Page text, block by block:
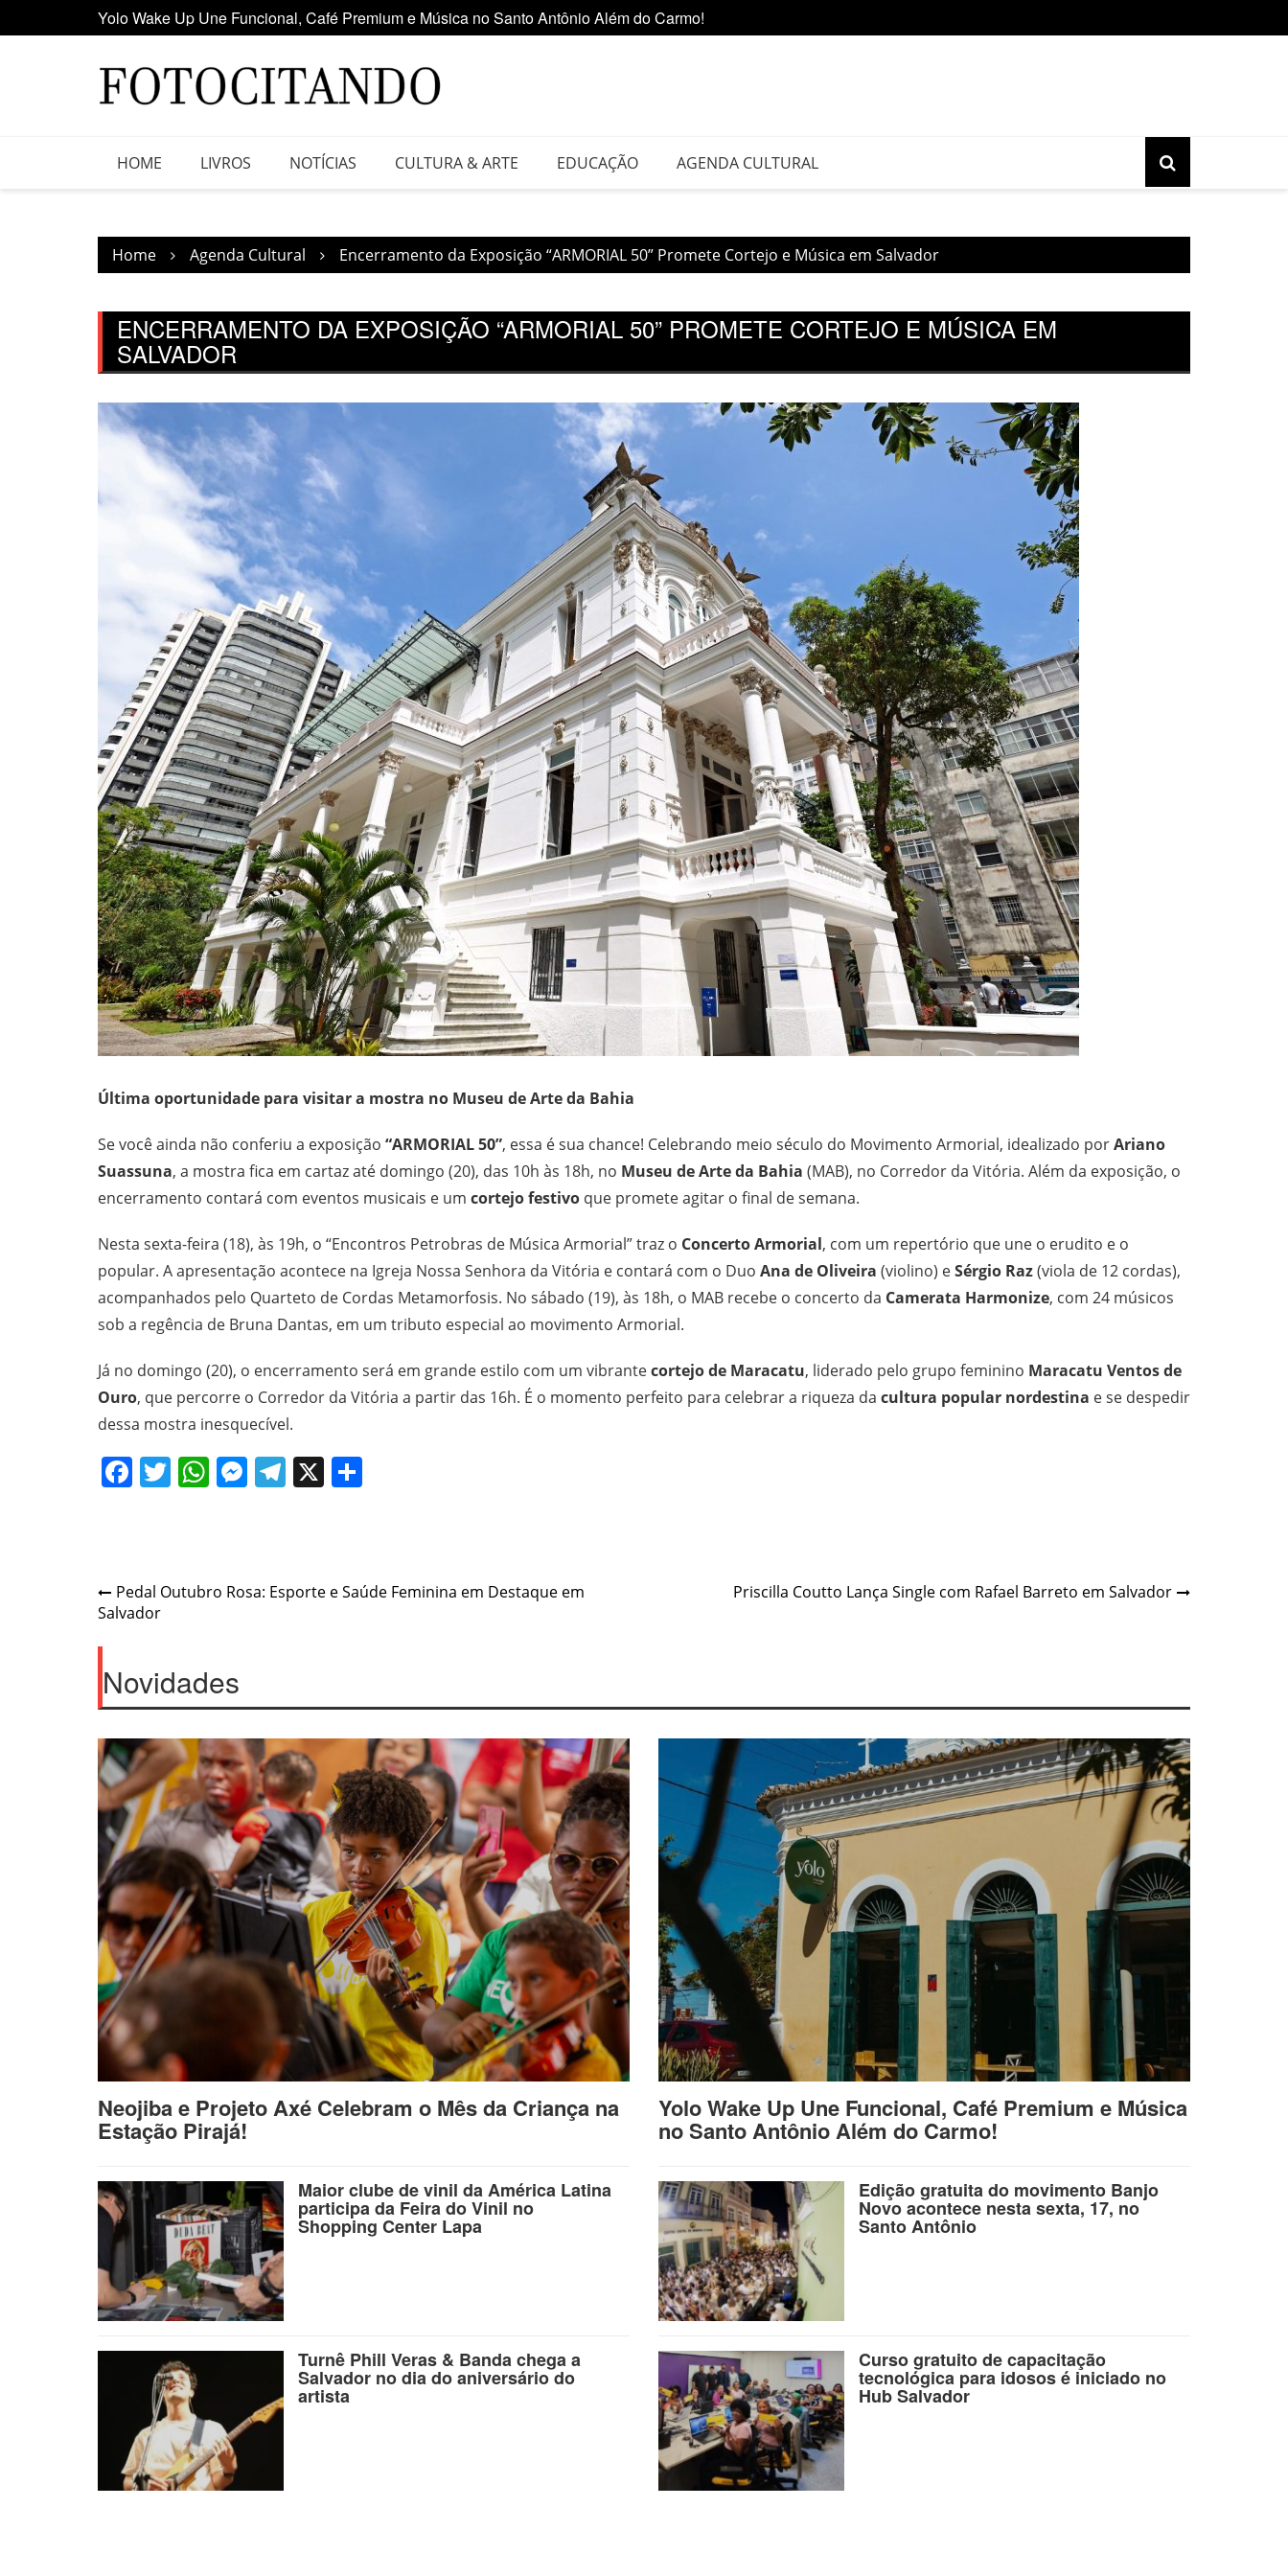
to
Maior clube de vinil da América Latina participa da Feira do Vinil no Shopping Center Lapa
HOME LIVROS NOTÍCIAS CULTURA & ARTE EDUCAÇÃO AGENDA CULTURAL
Home Agenda Cultural Encerramento da Exposição “ARMORIAL 50” Promete Cortejo e Música em Salvador
ENCERRAMENTO DA EXPOSIÇÃO “ARMORIAL 50” PROMETE CORTEJO E MÚSICA EM
SALVADOR
Última oportunidade para visitar a mostra no Museu de Arte da Bahia
Se você ainda não conferiu a exposição “ARMORIAL 50”, essa é sua chance! Celebrando meio século do Movimento Armorial, idealizado porAriano
Suassuna, a mostra fica em cartaz até domingo (20), das 10h às 18h, no Museu de Arte da Bahia (MAB), no Corredor da Vitória. Além da exposição, o
encerramento contará com eventos musicais e um cortejo festivo que promete agitar o final de semana.
Nesta sexta-feira (18), às 19h, o “Encontros Petrobras de Música Armorial” traz o Concerto Armorial, com um repertório que une o erudito e o
popular. A apresentação acontece na Igreja Nossa Senhora da Vitória e contará com o Duo Ana de Oliveira (violino) eSérgio Raz(viola de 12 cordas),
acompanhados pelo Quarteto de Cordas Metamorfosis. No sábado (19), às 18h, o MAB recebe o concerto da Camerata Harmonize, com 24 músicos
sob a regência de Bruna Dantas, em um tributo especial ao movimento Armorial.
Já no domingo (20), o encerramento será em grande estilo com um vibrantecortejo de Maracatu, liderado pelo grupo feminino Maracatu Ventos de
Ouro, que percorre o Corredor da Vitória a partir das 16h. É o momento perfeito para celebrar a riqueza da cultura popular nordestina e se despedir
dessa mostra inesquecível.
Facebook
Twitter
WhatsApp
Messenger
Telegram
X
Post
navigation
Pedal Outubro Rosa: Esporte e Saúde Feminina em Destaque em
Salvador
Priscilla Coutto Lança Single com Rafael Barreto em Salvador
Novidades
Neojiba e Projeto Axé Celebram o Mês da Criança na
Estação Pirajá!
Yolo Wake Up Une Funcional, Café Premium e Música
no Santo Antônio Além do Carmo!
Maior clube de vinil da América Latina
participa da Feira do Vinil no
Shopping Center Lapa
Edição gratuita do movimento Banjo
Novo acontece nesta sexta, 17, no
Santo Antônio
Turnê Phill Veras & Banda chega a
Salvador no dia do aniversário do
artista
Curso gratuito de capacitação
tecnológica para idosos é iniciado no
Hub Salvador